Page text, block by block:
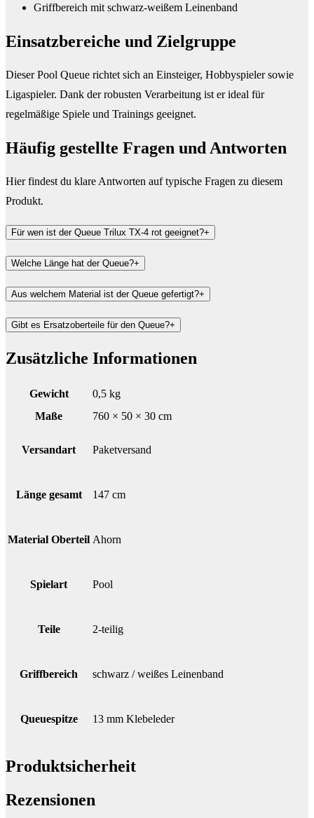
Griffbereich mit schwarz-weißem Leinenband
Einsatzbereiche und Zielgruppe
Dieser Pool Queue richtet sich an Einsteiger, Hobbyspieler sowie
Ligaspieler. Dank der robusten Verarbeitung ist er ideal für
regelmäßige Spiele und Trainings geeignet.
Häufig gestellte Fragen und Antworten
Hier findest du klare Antworten auf typische Fragen zu diesem
Produkt.
Für wen ist der Queue Trilux TX-4 rot geeignet?+
Welche Länge hat der Queue?+
Aus welchem Material ist der Queue gefertigt?+
Gibt es Ersatzoberteile für den Queue?+
Zusätzliche Informationen
Gewicht
0,5 kg
Maße
760 × 50 × 30 cm
Versandart Paketversand
Länge gesamt 147 cm
Material Oberteil Ahorn
Spielart Pool
Teile 2-teilig
Griffbereich schwarz / weißes Leinenband
Queuespitze 13 mm Klebeleder
Produktsicherheit
Rezensionen